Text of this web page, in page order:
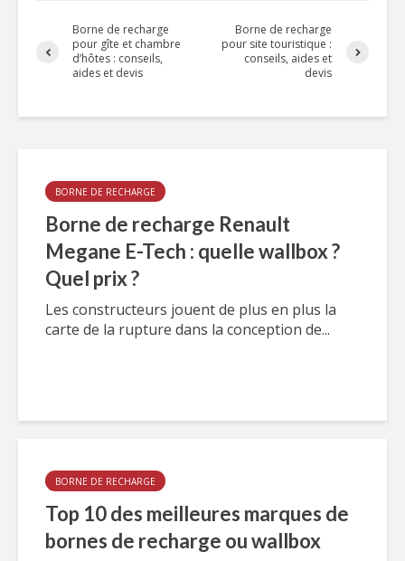
Borne de recharge
pour gîte et chambre
d’hôtes : conseils,
aides et devis
Borne de recharge
pour site touristique :
conseils, aides et
devis
BORNE DE RECHARGE
Borne de recharge Renault
Megane E-Tech : quelle wallbox ?
Quel prix ?
Les constructeurs jouent de plus en plus la
carte de la rupture dans la conception de...
BORNE DE RECHARGE
Top 10 des meilleures marques de
bornes de recharge ou wallbox